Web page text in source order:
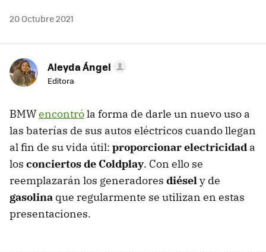
20 Octubre 2021
Aleyda Ángel
Editora
BMWencontróla forma de darle un nuevo uso a
las baterías de sus autos eléctricos cuando llegan
al fin de su vida útil: proporcionar electricidad a
los conciertos de Coldplay. Con ello se
reemplazarán los generadores diésely de
gasolina que regularmente se utilizan en estas
presentaciones.